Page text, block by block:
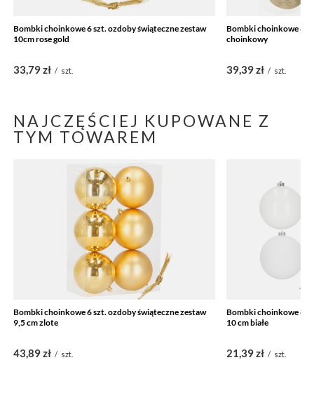
Bombki choinkowe 6 szt. ozdoby świąteczne zestaw
10cm rose gold
33,79 zł / szt.
Bombki choinkowe 6
choinkowy
39,39 zł / szt.
NAJCZĘŚCIEJ KUPOWANE Z
TYM TOWAREM
Bombki choinkowe 6 szt. ozdoby świąteczne zestaw
9,5 cm zlote
43,89 zł / szt.
Bombki choinkowe 6
10 cm białe
21,39 zł / szt.